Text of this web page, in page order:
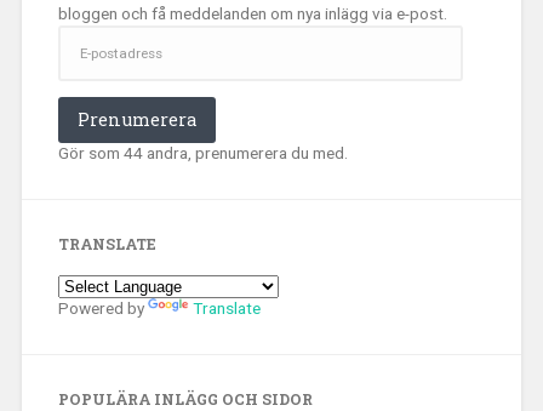
bloggen och få meddelanden om nya inlägg via e-post.
postadress
Prenumerera
Gör som 44 andra, prenumerera du med.
TRANSLATE
Powered by Translate
POPULÄRA INLÄGG OCH SIDOR